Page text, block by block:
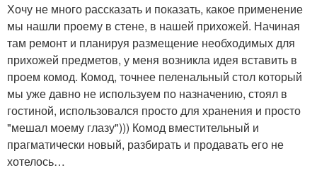
Хочу не много рассказать и показать, какое применение
мы нашли проему в стене, в нашей прихожей. Начиная
там ремонт и планируя размещение необходимых для
прихожей предметов, у меня возникла идея вставить в
проем комод. Комод, точнее пеленальный стол который
мы уже давно не используем по назначению, стоял в
гостиной, использовался просто для хранения и просто
"мешал моему глазу"))) Комод вместительный и
прагматически новый, разбирать и продавать его не
хотелось…